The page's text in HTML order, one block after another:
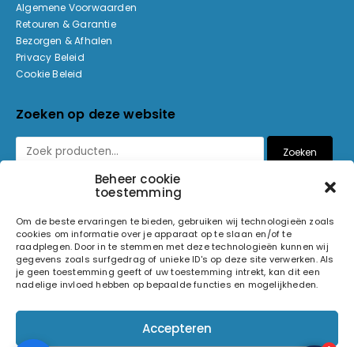
Beheer cookie
toestemming
Om de beste ervaringen te bieden, gebruiken wij technologieën zoals
cookies om informatie over je apparaat op te slaan en/of te
raadplegen. Door in te stemmen met deze technologieën kunnen wij
gegevens zoals surfgedrag of unieke ID's op deze site verwerken. Als
je geen toestemming geeft of uw toestemming intrekt, kan dit een
nadelige invloed hebben op bepaalde functies en mogelijkheden.
Accepteren
Algemene Voorwaarden
Retouren & Garantie
Bezorgen & Afhalen
Privacy Beleid
Cookie Beleid
Zoeken op deze website
Zoeken
© 2026 Light and Sound Factory. Alle rechten voorbehouden.